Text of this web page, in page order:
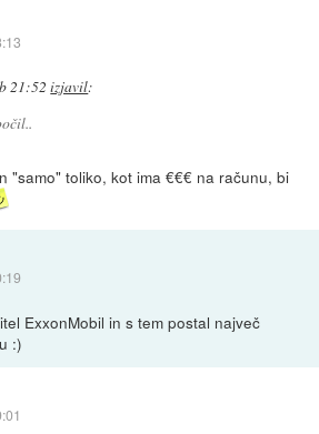
21:52 izjavil:
"samo" toliko, kot ima €€€ na računu, bi
ExxonMobil in s tem postal največ
:)